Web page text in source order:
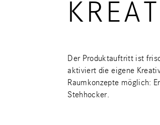
Der Produktauftritt ist
aktiviert die eigene
Raumkonzepte möglich:
Stehhocker.